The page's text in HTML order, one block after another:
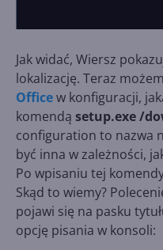
Jak widać, Wiersz
lokalizację. Teraz
Officew konfiguracji,
komendą setup.exe /
configuration to nazwa
być inna w zależności,
Po wpisaniu tej
Skąd to wiemy?
pojawi się na pasku
opcję pisania w konsoli: